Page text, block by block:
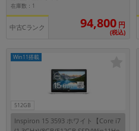
在庫数：1
中古Cランク 94,800 円
(税込)
512GB
Win11搭載
Inspiron 15 3593 ホワイト【Core i7